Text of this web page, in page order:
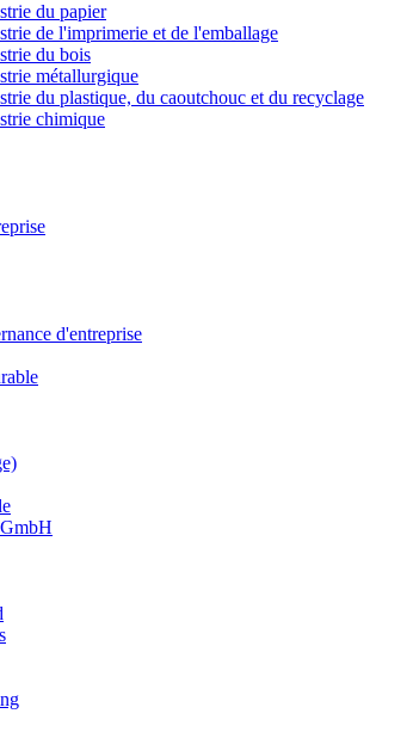
du papier
de l'imprimerie et de l'emballage
du bois
métallurgique
du plastique, du caoutchouc et du recyclage
chimique
d'entreprise